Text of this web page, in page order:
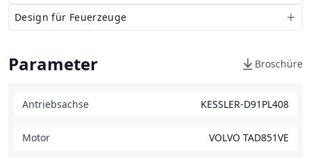
Design für Feuerzeuge
Parameter Broschüre
Antriebsachse KESSLER-D91PL408
Motor VOLVO TAD851VE